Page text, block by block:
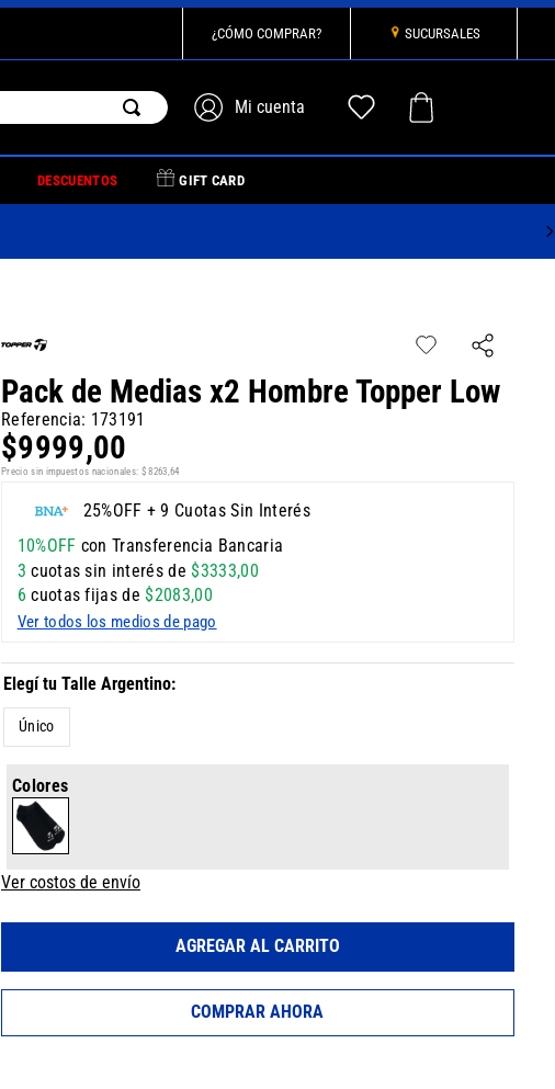
¿CÓMO COMPRAR? SUCURSALES
DESCUENTOS GIFT CARD
Pack de Medias x2 Hombre Topper Low
Referencia: 173191
$9999,00
Precio sin impuestos nacionales: $ 8263 64
25%OFF + 9 Cuotas Sin Interés
10%OFF con Transferencia Bancaria
3 cuotas sin interés de$3333,00
6 cuotas fijas de$2083,00
Ver todos los medios de pago
Único
Colores
Ver costos de envío
AGREGAR AL CARRITO
COMPRAR AHORA